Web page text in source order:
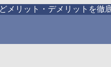
リット・デメリットを徹